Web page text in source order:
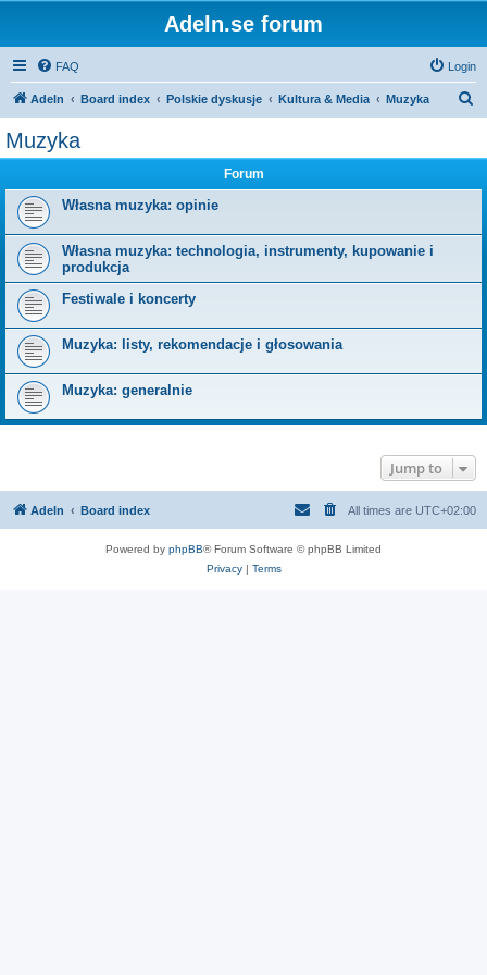
Adeln.se forum
FAQ Login
Adeln Board index Polskie dyskusje Kultura & Media Muzyka
Muzyka
Forum
Własna muzyka: opinie
Własna muzyka: technologia, instrumenty, kupowanie i
produkcja
Festiwale i koncerty
Muzyka: listy, rekomendacje i głosowania
Muzyka: generalnie
Jump to
Adeln Board index All times are UTC+02:00
Powered by phpBB® Forum Software © phpBB Limited
Privacy| Terms